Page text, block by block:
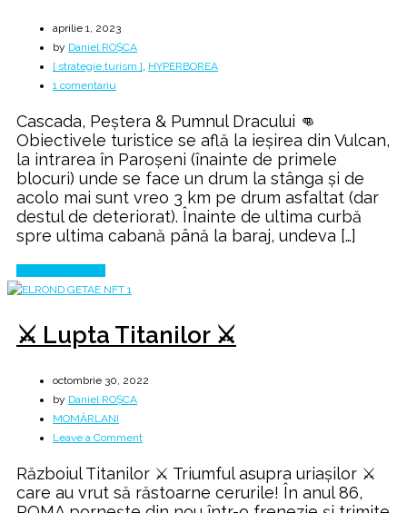
aprilie 1, 2023
by Daniel ROȘCA
[ strategie turism ], HYPERBOREA
1 comentariu
Pumnul
👊
Dracului
🤛
Cascada, Peștera & Pumnul Dracului 👊
Obiectivele turistice se află la ieşirea din Vulcan,
la intrarea în Paroşeni (înainte de primele
blocuri) unde se face un drum la stânga şi de
acolo mai sunt vreo 3 km pe drum asfaltat (dar
destul de deteriorat). Înainte de ultima curbă
spre ultima cabană până la baraj, undeva […]
⚔️ Lupta Titanilor ⚔️
octombrie 30, 2022
by Daniel ROȘCA
MOMÂRLANI
Leave a Commenton
Lupta
Titanilor
Războiul Titanilor ⚔️ Triumful asupra uriașilor ⚔️
care au vrut să răstoarne cerurile! În anul 86,